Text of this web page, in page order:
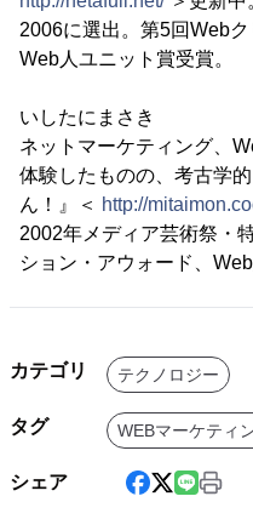
2006に選出。第5回Web
Web人ユニット賞受賞。
いしたにまさき
ネットマーケティング、
体験したものの、考古学
ん！』＜ http://
2002年メディア芸術祭・
ション・アウォード、
カテゴリ テクノロジー
タグ WEBマーケティ
シェア